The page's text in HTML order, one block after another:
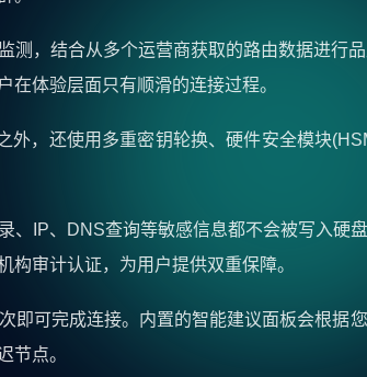
测，结合从多个运营商获取的路由数据进行
在体验层面只有顺滑的连接过程。
，还使用多重密钥轮换、硬件安全模块
、IP、DNS查询等敏感信息都不会被写入硬
审计认证，为用户提供双重保障。
即可完成连接。内置的智能建议面板会根据
节点。